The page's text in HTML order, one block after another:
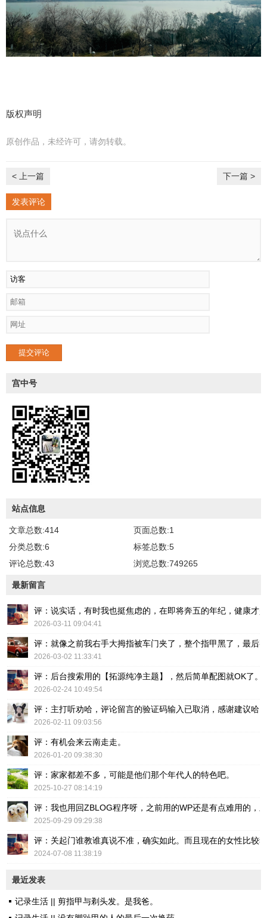
版权声明
原创作品，未经许可，请勿转载。
< 上一篇 下一篇 >
发表评论
提交评论
宫中号
站点信息
文章总数:414
页面总数:1
分类总数:6
标签总数:5
评论总数:43
浏览总数:749265
最新留言
评：说实话，有时我也挺焦虑的，在即将奔五的年纪，健康才
2026-03-11 09:04:41
评：就像之前我右手大拇指被车门夹了，整个指甲黑了，最后
2026-03-02 11:33:41
评：后台搜索用的【拓源纯净主题】，然后简单配图就OK了。
2026-02-24 10:49:54
评：主打听劝哈，评论留言的验证码输入已取消，感谢建议哈！
2026-02-11 09:03:56
评：有机会来云南走走。
2026-01-20 09:38:30
评：家家都差不多，可能是他们那个年代人的特色吧。
2025-10-27 08:14:19
评：我也用回ZBLOG程序呀，之前用的WP还是有点难用的，
2025-09-29 09:29:38
评：关起门谁教谁真说不准，确实如此。而且现在的女性比较
2024-07-08 11:38:19
最近发表
记录生活 || 剪指甲与剃头发。是我爸。